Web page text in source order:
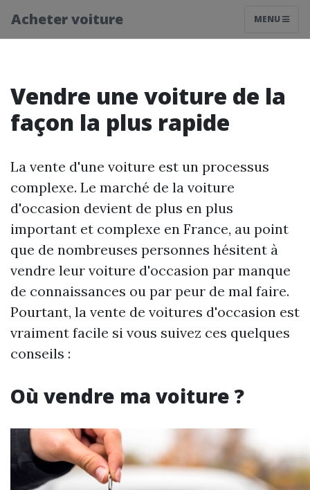
Acheter voiture MENU
Vendre une voiture de la
façon la plus rapide
La vente d'une voiture est un processus
complexe. Le marché de la voiture
d'occasion devient de plus en plus
important et complexe en France, au point
que de nombreuses personnes hésitent à
vendre leur voiture d'occasion par manque
de connaissances ou par peur de mal faire.
Pourtant, la vente de voitures d'occasion est
vraiment facile si vous suivez ces quelques
conseils :
Où vendre ma voiture ?